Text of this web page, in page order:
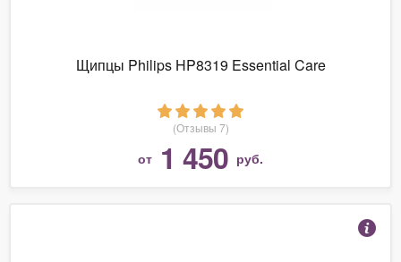
Щипцы Philips HP8319 Essential Care
(Отзывы 7)
от 1 450 руб.